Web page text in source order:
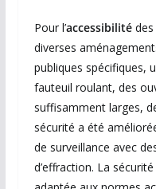
Pour l’accessibilitédes
diverses
publiques spécifiques,
fauteuil roulant, des
suffisamment larges,
sécurité a été
de surveillance avec
d’effraction. La